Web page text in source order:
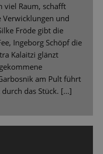
viel Raum, schafft
und
Fröde gibt die
Ingeborg Schöpf die
Kalaitzi glänzt
am Pult führt
das Stück. [...]